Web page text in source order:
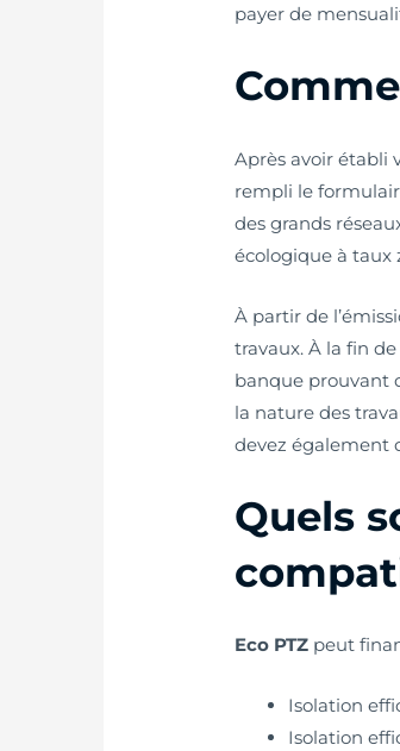
payer de
Après avoir établi
rempli le
des grands
écologique à taux
À partir de
travaux. À la fin
banque prouvant
la nature des
devez également
Quels
Eco PTZ peut
Isolation
Isolation